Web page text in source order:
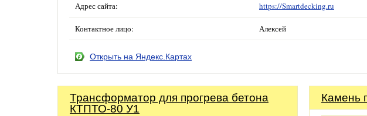
Адрес сайта: https://Smartdecking.ru
Контактное лицо: Алексей
Открыть на Яндекс.Картах
Трансформатор для прогрева бетона
КТПТО-80 У1
Камень